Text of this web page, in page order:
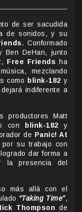
de ser sacudida
de sonidos, y su
. Conformado
Ben DeHan, junto
Free Friends ha
mezclando
como
blink-182 y
indiferente a
productores Matt
con
blink-182 y
de Panic! At
su trabajo con
dar forma a
la presencia del
más allá con el
“Taking Time”,
Thompson de